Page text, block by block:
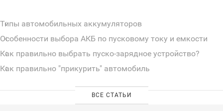
Типы автомобильных аккумуляторов
Особенности выбора АКБ по пусковому току и емкости
Как правильно выбрать пуско-зарядное устройство?
Как правильно "прикурить" автомобиль
ВСЕ СТАТЬИ